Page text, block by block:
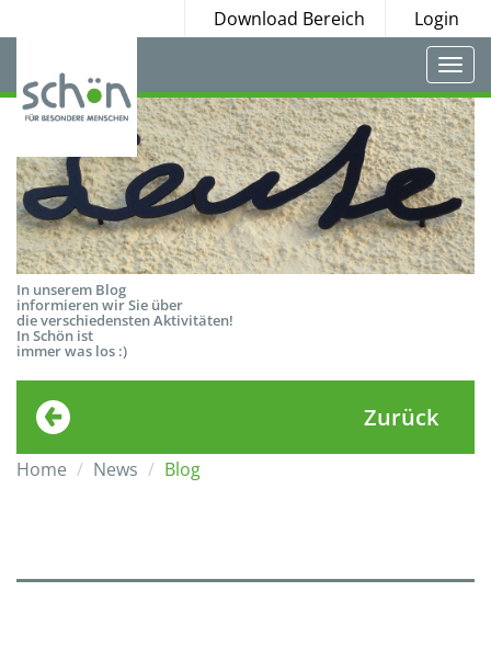
Download Bereich Login
In unserem Blog
informieren wir Sie über
die verschiedensten Aktivitäten!
In Schön ist
immer was los :)
Zurück
Home News Blog